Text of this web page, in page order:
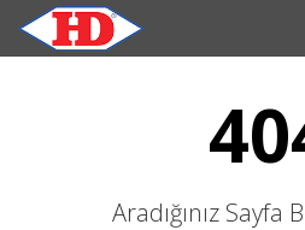
Aradığınız Sayfa